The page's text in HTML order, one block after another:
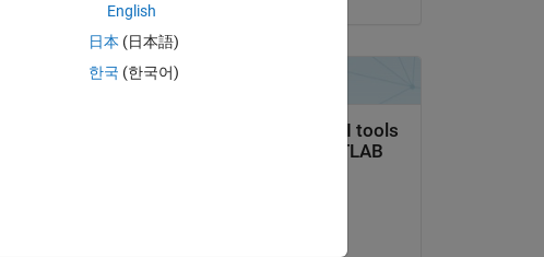
English
日本 (日本語)
한국 (한국어)